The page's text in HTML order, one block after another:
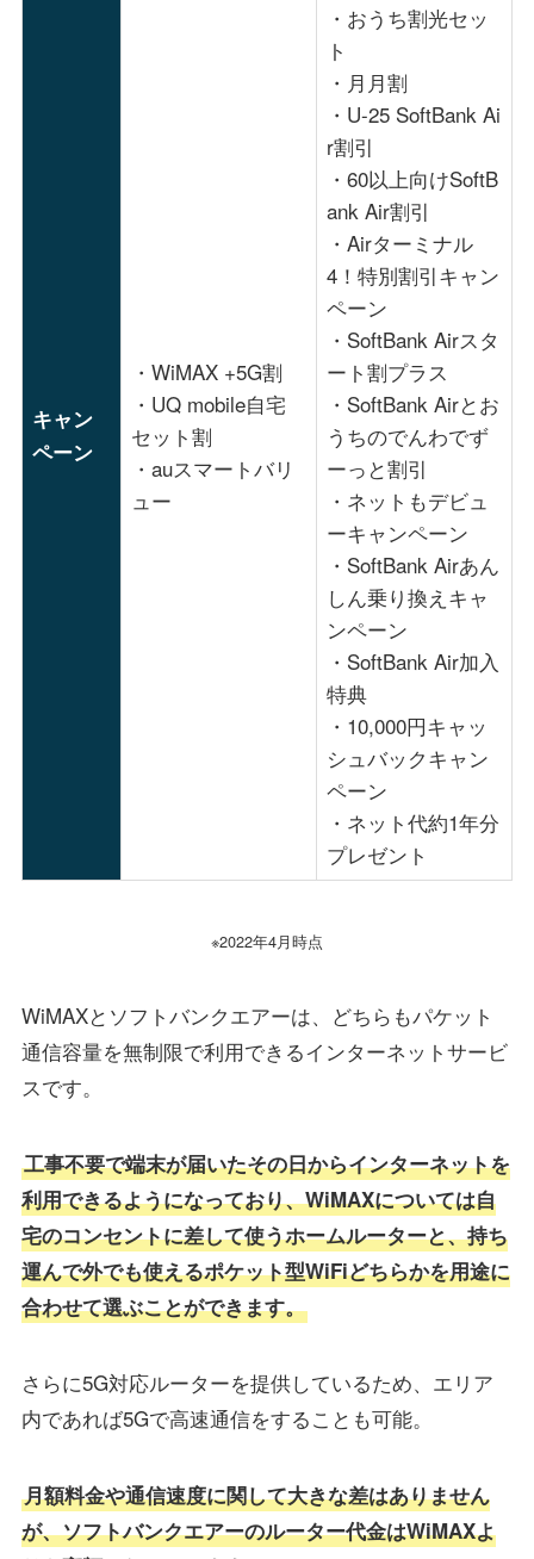
キャン
ペーン
・WiMAX +5G割
・UQ mobile自宅
セット割
・auスマートバリ
ュー
・おうち割光セッ
ト
・月月割
・U-25 SoftBank Ai
r割引
・60以上向けSoftB
ank Air割引
・Airターミナル
4！特別割引キャン
ペーン
・SoftBank Airスタ
ート割プラス
・SoftBank Airとお
うちのでんわでず
ーっと割引
・ネットもデビュ
ーキャンペーン
・SoftBank Airあん
しん乗り換えキャ
ンペーン
・SoftBank Air加入
特典
・10,000円キャッ
シュバックキャン
ペーン
・ネット代約1年分
プレゼント
※2022年4月時点
WiMAXとソフトバンクエアーは、どちらもパケット
通信容量を無制限で利用できるインターネットサービ
スです。
工事不要で端末が届いたその日からインターネットを
利用できるようになっており、WiMAXについては自
宅のコンセントに差して使うホームルーターと、持ち
運んで外でも使えるポケット型WiFiどちらかを用途に
合わせて選ぶことができます。
さらに5G対応ルーターを提供しているため、エリア
内であれば5Gで高速通信をすることも可能。
月額料金や通信速度に関して大きな差はありません
が、ソフトバンクエアーのルーター代金はWiMAXよ